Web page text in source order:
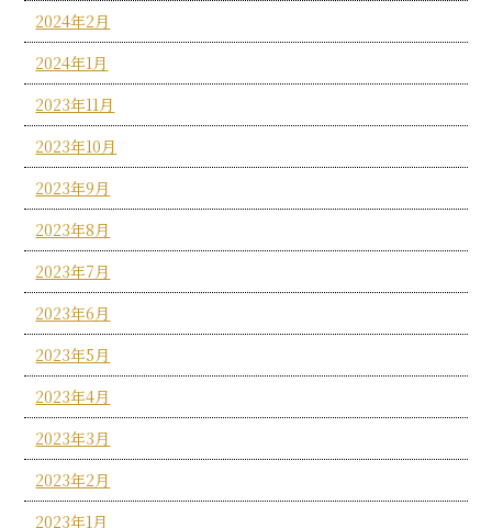
2024年2月
2024年1月
2023年11月
2023年10月
2023年9月
2023年8月
2023年7月
2023年6月
2023年5月
2023年4月
2023年3月
2023年2月
2023年1月